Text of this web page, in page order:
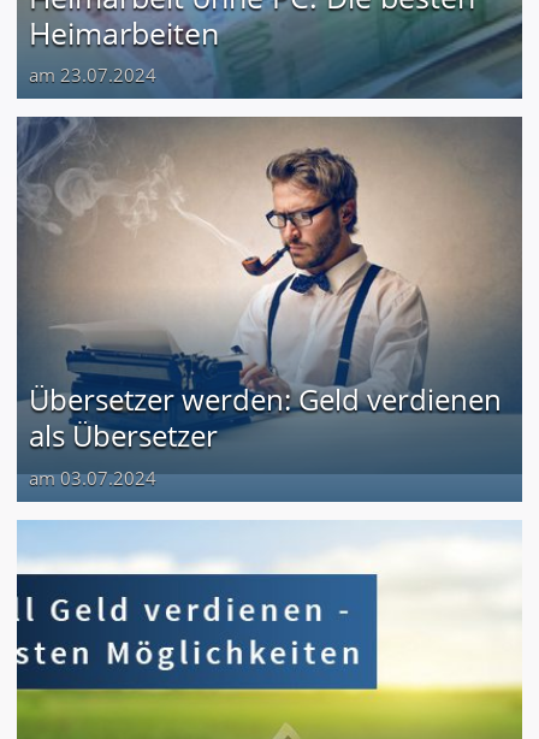
Heimarbeiten
am 23.07.2024
Übersetzer werden: Geld verdienen
als Übersetzer
am 03.07.2024